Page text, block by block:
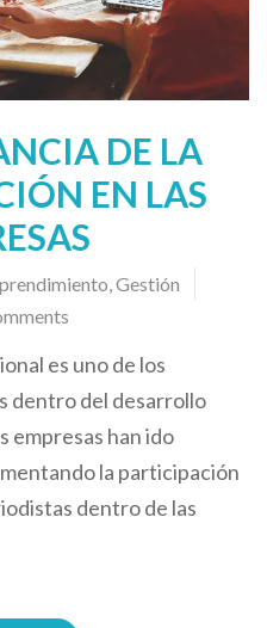
DE LA
EN LAS
,Gestión
es uno de los
dentro del desarrollo
empresas han ido
la participación
dentro de las